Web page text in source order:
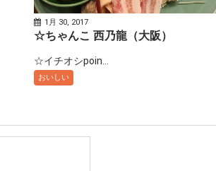
1月 30, 2017
☆ちゃんこ 西乃龍（大阪）
☆イチオシpoin...
おいしい